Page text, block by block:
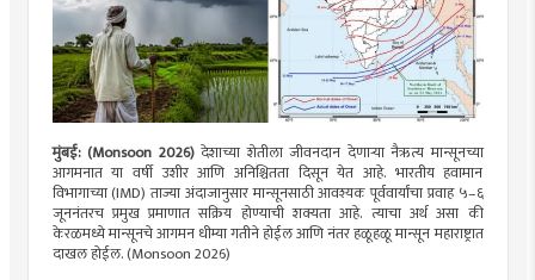
मुंबई: (Monsoon 2026) देशाच्या शेतीला जीवनदान देणाऱ्या नैऋत्य मान्सूनच्या
आगमनात या वर्षी उशीर आणि अनिश्चितता दिसून येत आहे. भारतीय हवामान
विभागाच्या (IMD) ताज्या अंदाजानुसार मान्सूनसाठी आवश्यक पूर्ववार्यांचा प्रवाह ५–६
जूननंतरच प्रमुख प्रमाणात सक्रिय होण्याची शक्यता आहे. त्याचा अर्थ असा की
केरळमध्ये मान्सूनचे आगमन धीम्या गतीने होईल आणि नंतर हळूहळू मान्सून महाराष्ट्रात
दाखल होईल. (Monsoon 2026)